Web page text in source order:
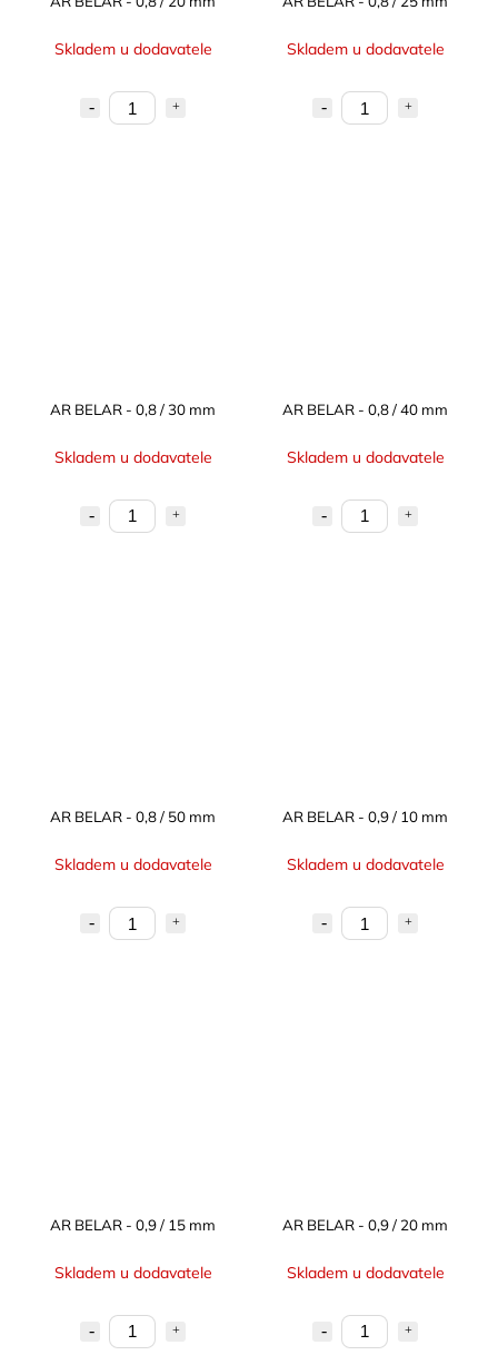
Skladem u dodavatele Skladem u dodavatele
AR BELAR - 0,8 / 30 mm
Skladem u dodavatele
AR BELAR - 0,8 / 40 mm
Skladem u dodavatele
AR BELAR - 0,8 / 50 mm
Skladem u dodavatele
AR BELAR - 0,9 / 10 mm
Skladem u dodavatele
AR BELAR - 0,9 / 15 mm
Skladem u dodavatele
AR BELAR - 0,9 / 20 mm
Skladem u dodavatele